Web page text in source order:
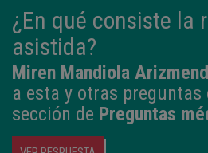
¿En qué consiste la
asistida?
Miren Mandiola
a esta y otras preguntas
sección de Preguntas